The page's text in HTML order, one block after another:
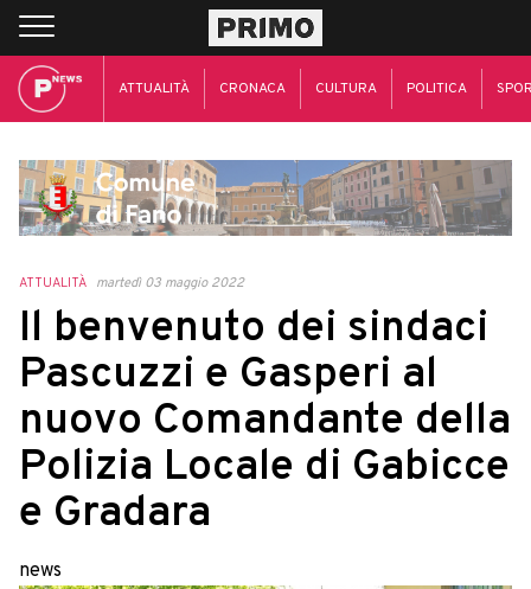
ATTUALITÀ CRONACA CULTURA POLITICA
ATTUALITÀ martedì 03 maggio 2022
Il benvenuto dei sindaci
Pascuzzi e Gasperi al
nuovo Comandante della
Polizia Locale di Gabicce
e Gradara
news